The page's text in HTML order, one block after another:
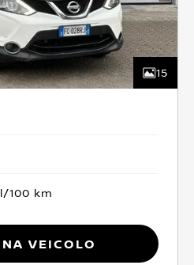
15
100 km
Veicolo